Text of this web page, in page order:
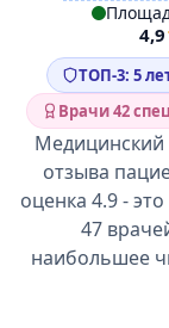
4,9
ТОП-3: 5
Врачи 42
Медицинский
отзыва
оценка 4.9 -
47
наибольшее